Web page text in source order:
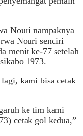
Nouri nampaknya
Nouri sendiri
menit ke-77 setelah
1973.
kami bisa cetak
ke tim kami
cetak gol kedua,”